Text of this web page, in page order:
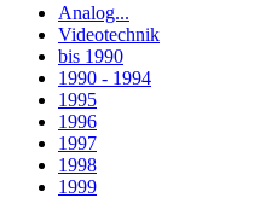
Analog...
Videotechnik
bis 1990
1990 - 1994
1995
1996
1997
1998
1999